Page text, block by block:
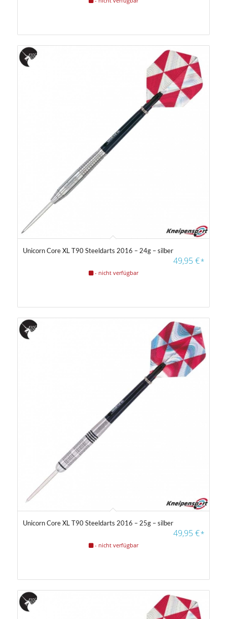
Unicorn Core XL T90 Steeldarts 2016 – 24g – silber
49,95€*
- nicht verfügbar
Unicorn Core XL T90 Steeldarts 2016 – 25g – silber
49,95€*
- nicht verfügbar